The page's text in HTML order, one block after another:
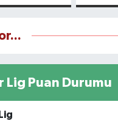
Lig Puan Durumu